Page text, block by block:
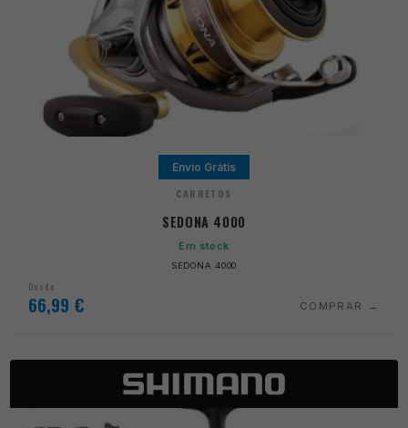
Envio Grátis
CARRETOS
SEDONA 4000
Em stock
SEDONA 4000
Desde
66,99 € COMPRAR